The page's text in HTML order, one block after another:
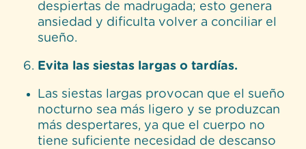
despiertas de madrugada; esto genera
ansiedad y dificulta volver a conciliar el
sueño.
Evita las siestas largas o tardías.
Las siestas largas provocan que el sueño
nocturno sea más ligero y se produzcan
más despertares, ya que el cuerpo no
tiene suficiente necesidad de descanso